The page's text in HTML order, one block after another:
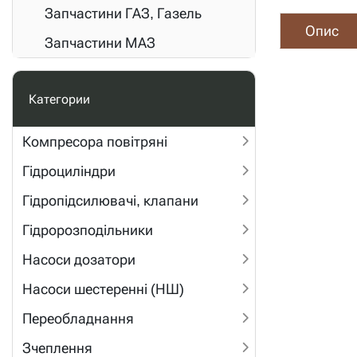
Запчастини ГАЗ, Газель
Запчастини МАЗ
Категории
Компресора повітряні
Гідроциліндри
Гідропідсилювачі, клапани
Гідророзподільники
Насоси дозатори
Насоси шестеренні (НШ)
Переобладнання
Зчеплення
Опис